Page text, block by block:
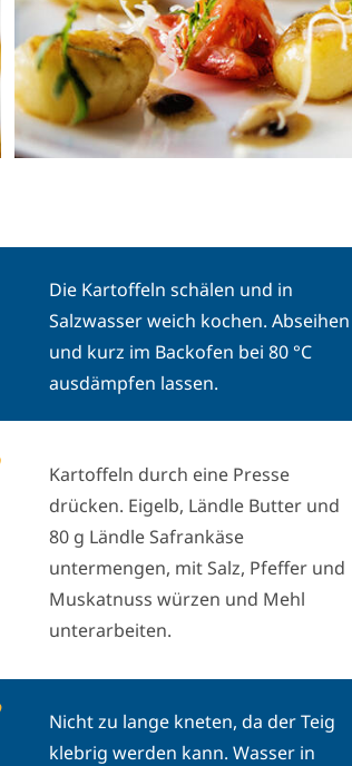
Die Kartoffeln schälen und in
Salzwasser weich kochen. Abseihen
und kurz im Backofen bei 80 °C
ausdämpfen lassen.
Kartoffeln durch eine Presse
drücken. Eigelb, Ländle Butter und
80 g Ländle Safrankäse
untermengen, mit Salz, Pfeffer und
Muskatnuss würzen und Mehl
unterarbeiten.
Nicht zu lange kneten, da der Teig
klebrig werden kann. Wasser in